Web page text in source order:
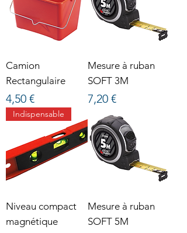
Camion
Rectangulaire
Prix
4,50 €
Mesure à ruban
SOFT 3M
Prix
7,20 €
Indispensable
Niveau compact
magnétique
Mesure à ruban
SOFT 5M